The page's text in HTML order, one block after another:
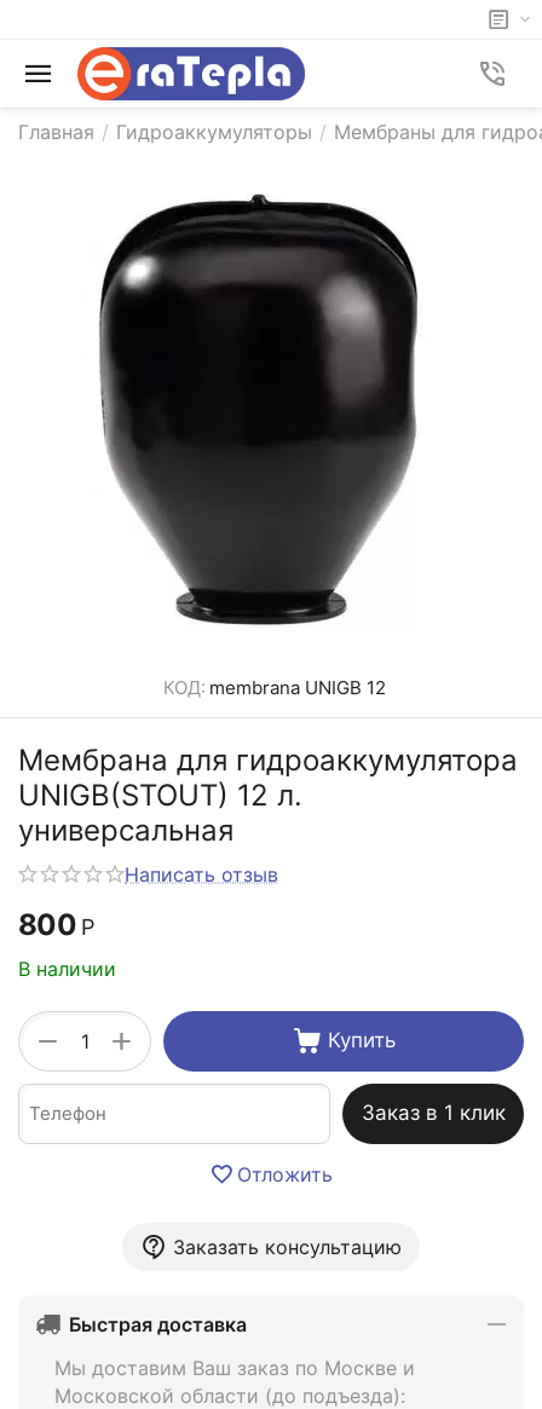
Главная / Гидроаккумуляторы / Мембраны для
КОД: membrana UNIGB 12
Мембрана для гидроаккумулятора
UNIGB(STOUT) 12 л.
универсальная
Написать отзыв
800 Р
В наличии
+
− Купить
Заказ в 1 клик
Отложить
Заказать консультацию
Быстрая доставка
Мы доставим Ваш заказ по Москве и
Московской области (до подъезда):